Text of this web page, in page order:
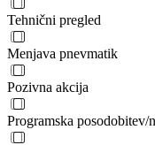
Tehnični pregled
Menjava pnevmatik
Pozivna akcija
Programska posodobitev/